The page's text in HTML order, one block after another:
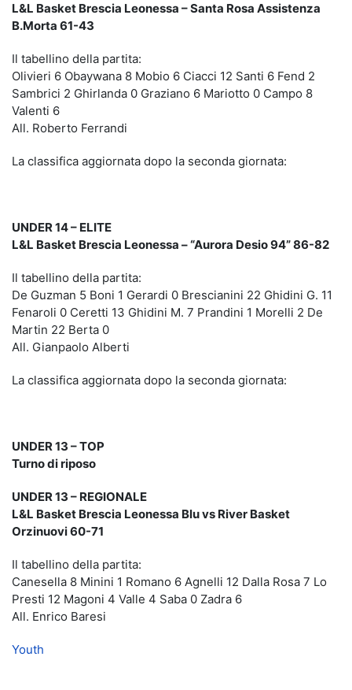
L&L Basket Brescia Leonessa – Santa Rosa Assistenza
B.Morta 61-43
Il tabellino della partita:
Olivieri 6 Obaywana 8 Mobio 6 Ciacci 12 Santi 6 Fend 2
Sambrici 2 Ghirlanda 0 Graziano 6 Mariotto 0 Campo 8
Valenti 6
All. Roberto Ferrandi
La classifica aggiornata dopo la seconda giornata:
UNDER 14 – ELITE
L&L Basket Brescia Leonessa – “Aurora Desio 94” 86-82
Il tabellino della partita:
De Guzman 5 Boni 1 Gerardi 0 Brescianini 22 Ghidini G. 11
Fenaroli 0 Ceretti 13 Ghidini M. 7 Prandini 1 Morelli 2 De
Martin 22 Berta 0
All. Gianpaolo Alberti
La classifica aggiornata dopo la seconda giornata:
UNDER 13 – TOP
Turno di riposo
UNDER 13 – REGIONALE
L&L Basket Brescia Leonessa Blu vs River Basket
Orzinuovi 60-71
Il tabellino della partita:
Canesella 8 Minini 1 Romano 6 Agnelli 12 Dalla Rosa 7 Lo
Presti 12 Magoni 4 Valle 4 Saba 0 Zadra 6
All. Enrico Baresi
Youth